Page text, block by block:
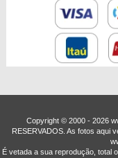
Copyright © 2000 - ­2026
RESERVADOS. As fotos aqui
É vetada a sua reprodução, total